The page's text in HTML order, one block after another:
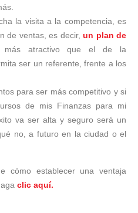
la visita a la competencia, es
de ventas, es decir, un plan de
más atractivo que el de la
ser un referente, frente a los
para ser más competitivo y si
de mis Finanzas para mi
va ser alta y seguro será un
no, a futuro en la ciudad o el
cómo establecer una ventaja
clic aquí.